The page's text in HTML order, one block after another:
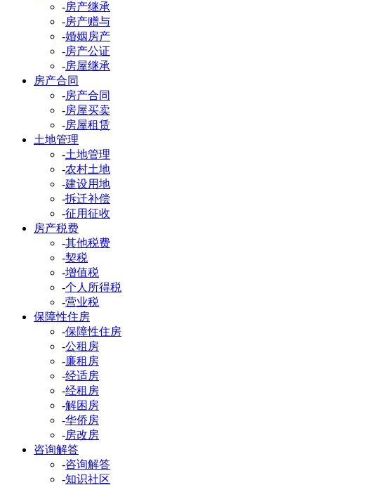
-房产继承
-房产赠与
-婚姻房产
-房产公证
-房屋继承
房产合同
-房产合同
-房屋买卖
-房屋租赁
土地管理
-土地管理
-农村土地
-建设用地
-拆迁补偿
-征用征收
房产税费
-其他税费
-契税
-增值税
-个人所得税
-营业税
保障性住房
-保障性住房
-公租房
-廉租房
-经适房
-经租房
-解困房
-华侨房
-房改房
咨询解答
-咨询解答
-知识社区